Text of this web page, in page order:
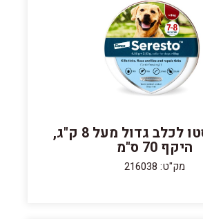
קולר סרסטו לכלב גדול מעל 8 ק"ג,
היקף 70 ס"מ
מק"ט: 216038